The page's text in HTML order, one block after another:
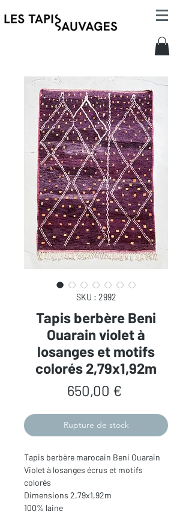
SKU : 2992
Tapis berbère Beni
Ouarain violet à
losanges et motifs
colorés 2,79x1,92m
650,00 €
Rupture de stock
Tapis berbère marocain Beni Ouarain
Violet à losanges écrus et motifs
colorés
Dimensions 2,79x1,92m
100% laine